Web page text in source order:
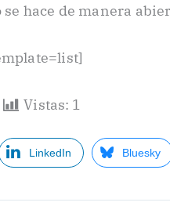
hace de manera
Vistas: 1
LinkedIn Bluesky